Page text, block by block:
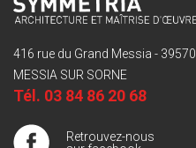
416 rue du Grand Messia - 39570
MESSIA SUR SORNE
Tél. 03 84 86 20 68
Retrouvez-nous